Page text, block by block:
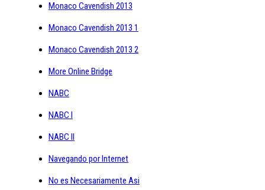
Monaco Cavendish 2013
Monaco Cavendish 2013 1
Monaco Cavendish 2013 2
More Online Bridge
NABC
NABC I
NABC II
Navegando por Internet
No es Necesariamente Asi